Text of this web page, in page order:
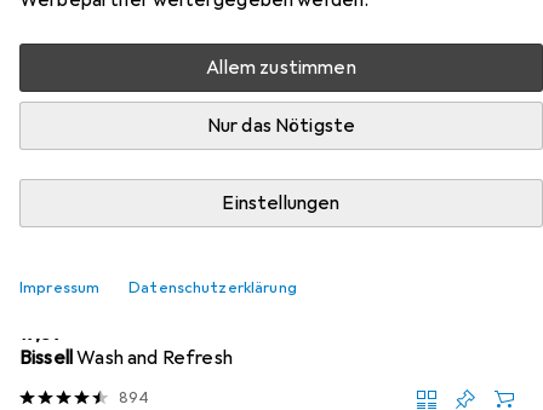
Allem zustimmen
Nur das Nötigste
Einstellungen
Impressum Datenschutzerklärung
Nassreiniger Zubehör Reinigungsmittel
Relevanz
EUR
19,89
BissellWash and Refresh
894